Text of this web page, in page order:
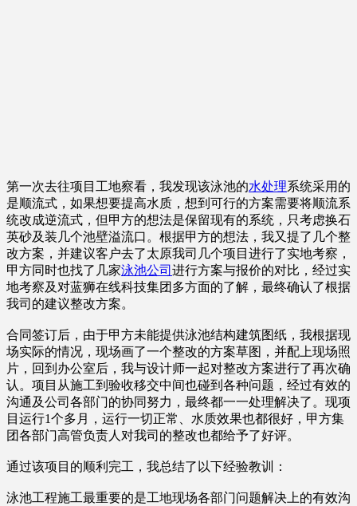
第一次去往项目工地察看，我发现该泳池的水处理系统采用的
是顺流式，如果想要提高水质，想到可行的方案需要将顺流系
统改成逆流式，但甲方的想法是保留现有的系统，只考虑换石
英砂及装几个池壁溢流口。根据甲方的想法，我又提了几个整
改方案，并建议客户去了太原我司几个项目进行了实地考察，
甲方同时也找了几家泳池公司 进行方案与报价的对比，经过实
地考察及对蓝狮在线科技集团多方面的了解，最终确认了根据
我司的建议整改方案。
合同签订后，由于甲方未能提供泳池结构建筑图纸，我根据现
场实际的情况，现场画了一个整改的方案草图，并配上现场照
片，回到办公室后，我与设计师一起对整改方案进行了再次确
认。项目从施工到验收移交中间也碰到各种问题，经过有效的
沟通及公司各部门的协同努力，最终都一一处理解决了。现项
目运行1个多月，运行一切正常、水质效果也都很好，甲方集
团各部门高管负责人对我司的整改也都给予了好评。
通过该项目的顺利完工，我总结了以下经验教训：
泳池工程施工最重要的是工地现场各部门问题解决上的有效沟